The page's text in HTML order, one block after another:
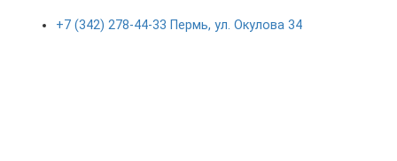
+7 (342) 278-44-33 Пермь, ул. Окулова 34